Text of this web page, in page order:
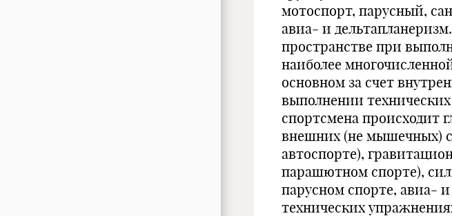
мотоспорт, парусный,
авиа- и
пространстве при
наиболее
основном за счет
выполнении
спортсмена происходит
внешних (не мышечных)
автоспорте),
парашютном спорте),
парусном спорте, авиа-
технических